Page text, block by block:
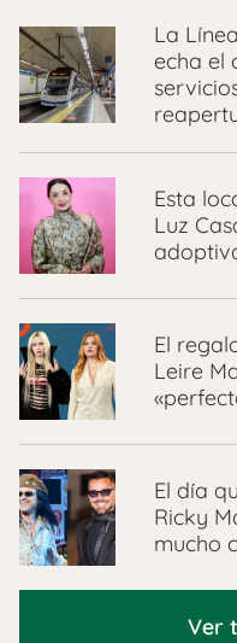
La
echa el
Esta
Luz
El
Leire
El día
Ricky
mucho
Ver